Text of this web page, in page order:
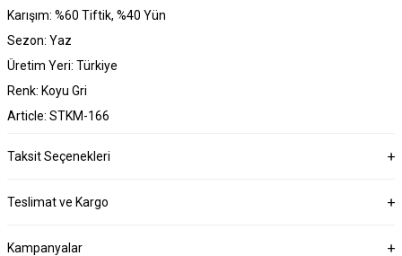
Karışım: %60 Tiftik, %40 Yün
Sezon: Yaz
Üretim Yeri: Türkiye
Renk: Koyu Gri
Article: STKM-166
Taksit Seçenekleri
Teslimat ve Kargo
Kampanyalar